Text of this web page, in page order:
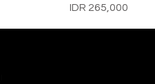
Price
IDR 265,000